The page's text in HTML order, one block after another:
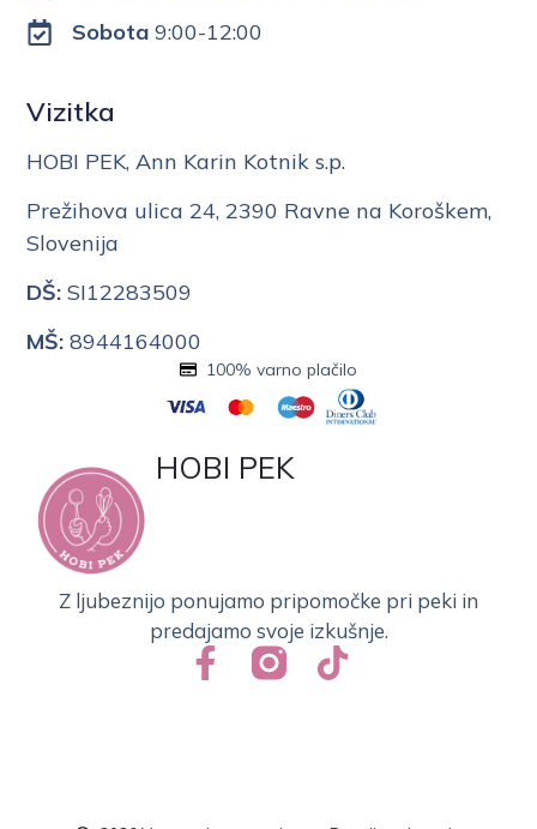
Sobota9:00-12:00
Vizitka
HOBI PEK, Ann Karin Kotnik s.p.
Prežihova ulica 24, 2390 Ravne na Koroškem,
Slovenija
DŠ: SI12283509
MŠ: 8944164000
HOBI PEK
Z ljubeznijo ponujamo pripomočke pri peki in
predajamo svoje izkušnje.
100% varno plačilo